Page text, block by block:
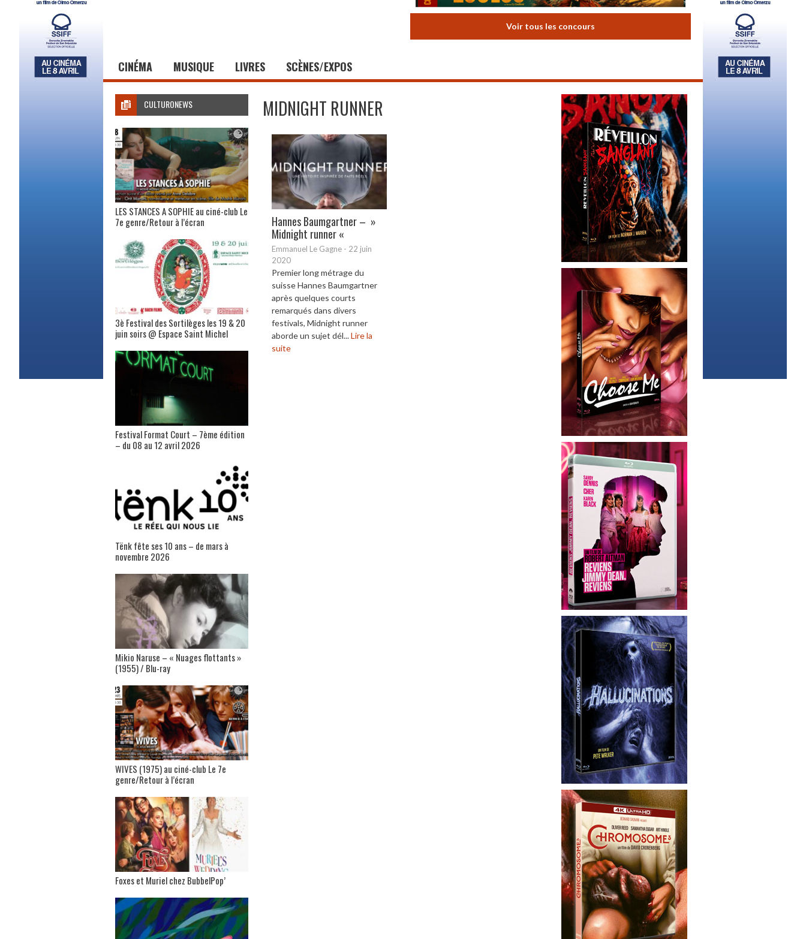
Voir tous les concours
CINÉMA MUSIQUE LIVRES SCÈNES/EXPOS
MIDNIGHT RUNNER
Hannes Baumgartner – »
Midnight runner «
Emmanuel Le Gagne - 22 juin
2020
Premier long métrage du
suisse Hannes Baumgartner
après quelques courts
remarqués dans divers
festivals, Midnight runner
aborde un sujet dél...Lire la
suite
CULTURONEWS
LES STANCES A SOPHIE au ciné-club Le
7e genre/Retour à l’écran
3è Festival des Sortilèges les 19 & 20
juin soirs @ Espace Saint Michel
Festival Format Court – 7ème édition
– du 08 au 12 avril 2026
Tënk fête ses 10 ans – de mars à
novembre 2026
Mikio Naruse – « Nuages flottants »
(1955) / Blu-ray
WIVES (1975) au ciné-club Le 7e
genre/Retour à l’écran
Foxes et Muriel chez BubbelPop’